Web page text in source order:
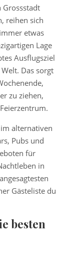
Grossstadt
reihen sich
etwas
Lage
Ausflugsziel
Das sorgt
zu ziehen,
alternativen
Pubs und
für
in
Gästeliste du
besten